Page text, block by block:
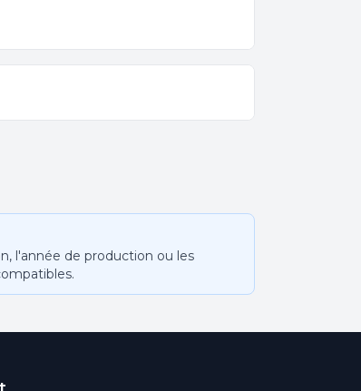
l'année de production ou les